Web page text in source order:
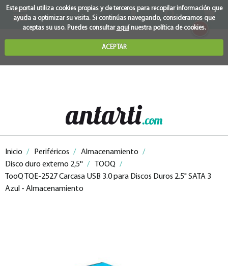
Este portal utiliza cookies propias y de terceros para recopilar información que
ayuda a optimizar su visita. Si continúas navegando, consideramos que
aceptas su uso. Puedes consultar aquínuestra política de cookies.
ACEPTAR
0
Inicio / Periféricos / Almacenamiento /
Disco duro externo 2,5'' / TOOQ /
TooQ TQE-2527 Carcasa USB 3.0 para Discos Duros 2.5" SATA 3
Azul - Almacenamiento